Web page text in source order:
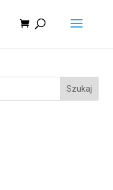
Szukaj